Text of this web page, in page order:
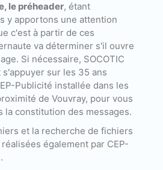
le préheader, étant
y apportons une attention
c'est à partir de ces
va déterminer s'il ouvre
Si nécessaire, SOCOTIC
s'appuyer sur les 35 ans
Publicité installée dans les
de Vouvray, pour vous
la constitution des messages.
et la recherche de fichiers
également par CEP-